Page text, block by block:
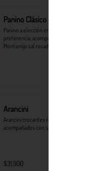
Panino Clásico + Monterojo
Panino a elección en el pan de tu
preferencia, acompañado de Papas
Monterojo sal rosada del Himalaya 25 g.
Arancini
Arancini crocantes rellenos de mozzarella,
acompañados con salsa tártara.
$31.900